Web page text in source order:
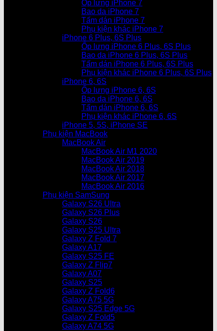
Ốp lưng iPhone 7
Bao da iPhone 7
Tấm dán iPhone 7
Phụ kiện khác iPhone 7
iPhone 6 Plus, 6S Plus
Ốp lưng iPhone 6 Plus, 6S Plus
Bao da iPhone 6 Plus, 6S Plus
Tấm dán iPhone 6 Plus, 6S Plus
Phụ kiện khác iPhone 6 Plus, 6S Plus
iPhone 6, 6S
Ốp lưng iPhone 6, 6S
Bao da iPhone 6, 6S
Tấm dán iPhone 6, 6S
Phụ kiện khác iPhone 6, 6S
iPhone 5, 5S, iPhone SE
Phụ kiện MacBook
MacBook Air
MacBook Air M1 2020
MacBook Air 2019
MacBook Air 2018
MacBook Air 2017
MacBook Air 2016
Phụ kiện SamSung
Galaxy S26 Ultra
Galaxy S26 Plus
Galaxy S26
Galaxy S25 Ultra
Galaxy Z Fold 7
Galaxy A17
Galaxy S25 FE
Galaxy Z Flip7
Galaxy A07
Galaxy S25
Galaxy Z Fold6
Galaxy A75 5G
Galaxy S25 Edge 5G
Galaxy Z Fold5
Galaxy A74 5G